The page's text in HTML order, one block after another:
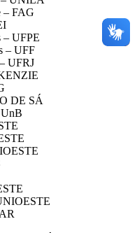
– FAG
– UFPE
– UFF
UFRJ
DE SÁ